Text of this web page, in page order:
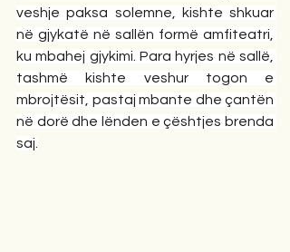
veshje paksa solemne, kishte shkuar
në gjykatë në sallën formë amfiteatri,
ku mbahej gjykimi. Para hyrjes në sallë,
tashmë kishte veshur togon e
mbrojtësit, pastaj mbante dhe çantën
në dorë dhe lënden e çështjes brenda
saj.